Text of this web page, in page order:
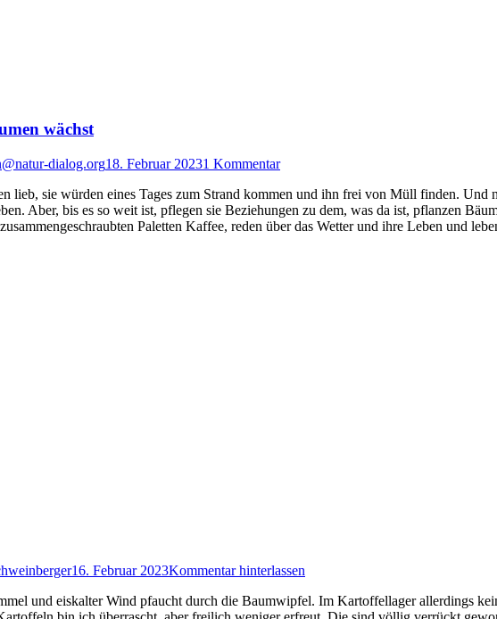
wächst
dialog.org18. Februar 20231 Kommentar
lieb, sie würden eines Tages zum Strand kommen und ihn frei von Müll finden. Und
Aber, bis es so weit ist, pflegen sie Beziehungen zu dem, was da ist, pflanzen
Paletten Kaffee, reden über das Wetter und ihre Leben und
16. Februar 2023Kommentar hinterlassen
und eiskalter Wind pfaucht durch die Baumwipfel. Im Kartoffellager allerdings